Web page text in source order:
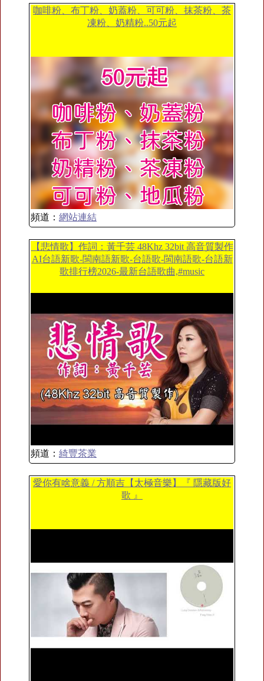
咖啡粉、布丁粉、奶蓋粉、可可粉、抹茶粉、茶
凍粉、奶精粉..50元起
頻道： 網站連結
【悲情歌】作詞：黃千芸 48Khz 32bit 高音質製作
AI台語新歌-閩南語新歌-台語歌-閩南語歌-台語新
歌排行榜2026-最新台語歌曲,#music
頻道： 綺豐茶業
愛你有啥意義 / 方順吉【太極音樂】『 隱藏版好
歌 』